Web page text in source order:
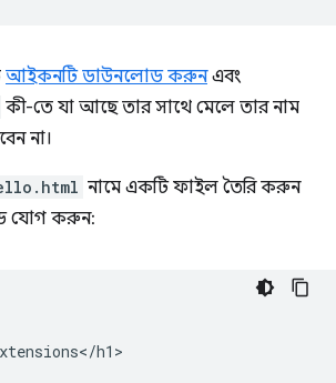
আইকনটি ডাউনলোড করুনএবং
কী-তে যা আছে তার সাথে মেলে তার নাম
না।
নামে একটি ফাইল তৈরি করুন
যোগ করুন:
h1>